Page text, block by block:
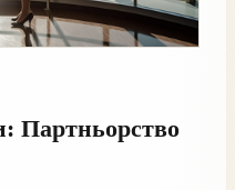
Партньорство